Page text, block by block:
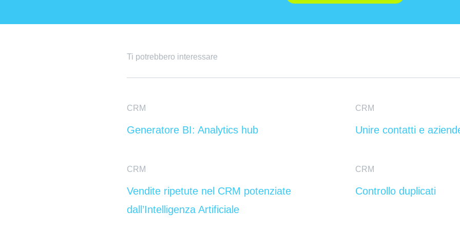
Ti potrebbero interessare
CRM
Generatore BI: Analytics hub
CRM
Unire contatti e
CRM
Vendite ripetute nel CRM potenziate
dall’Intelligenza Artificiale
CRM
Controllo duplicati